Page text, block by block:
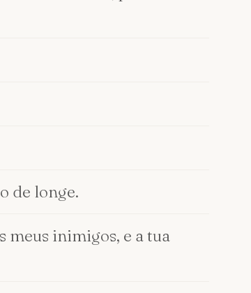
de longe.
meus inimigos, e a tua